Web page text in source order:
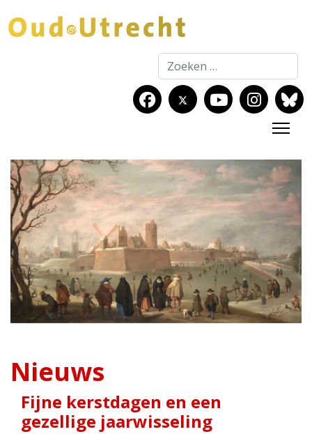
Zoeken
Nieuws
Fijne kerstdagen en een
gezellige jaarwisseling